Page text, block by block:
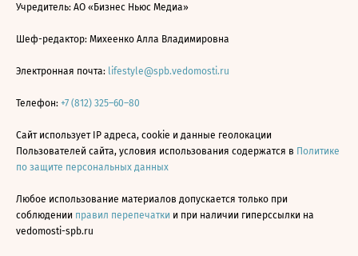
Учредитель: АО «Бизнес Ньюс Медиа»
Шеф-редактор: Михеенко Алла Владимировна
Электронная почта: lifestyle@spb.vedomosti.ru
Телефон: +7 (812) 325–60–80
Сайт использует IP адреса, cookie и данные геолокации
Пользователей сайта, условия использования содержатся в Политике
по защите персональных данных
Любое использование материалов допускается только при
соблюдении правил перепечатки и при наличии гиперссылки на
vedomosti-spb.ru